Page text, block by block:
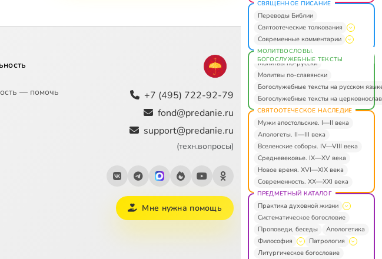
— помочь
+7 (495) 722-92-79
fond@predanie.ru
support@predanie.ru
(техн.вопросы)
Мне нужна помощь
СВЯЩЕННОЕ ПИСАНИЕ
Переводы Библии
Святоотеческие толкования
Современные комментарии
МОЛИТВОСЛОВЫ.
БОГОСЛУЖЕБНЫЕ ТЕКСТЫ
Молитвы по-русски
Молитвы по-славянски
Богослужебные тексты на русском
Богослужебные тексты на
СВЯТООТЕЧЕСКОЕ НАСЛЕДИЕ
Мужи апостольские. I—II века
Апологеты. II—III века
Вселенские соборы. IV—VIII века
Средневековье. IX—XV века
Новое время. XVI—XIX века
Современность. XX—XXI века
ПРЕДМЕТНЫЙ КАТАЛОГ
Практика духовной жизни
Систематическое богословие
Проповеди, беседы
Апологетика
Философия
Патрология
Литургическое богословие